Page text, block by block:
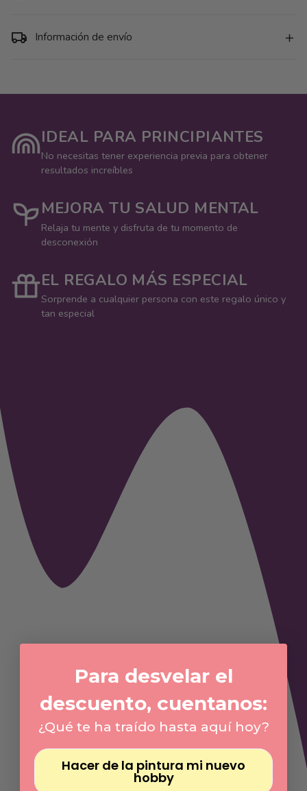
Información de envío
IDEAL PARA PRINCIPIANTES
No necesitas tener experiencia previa para obtener
resultados increíbles
MEJORA TU SALUD MENTAL
Relaja tu mente y disfruta de tu momento de
desconexión
EL REGALO MÁS ESPECIAL
Sorprende a cualquier persona con este regalo único y
tan especial
Para desvelar el
descuento, cuentanos:
¿Qué te ha traído hasta aquí hoy?
Hacer de la pintura mi nuevo
hobby